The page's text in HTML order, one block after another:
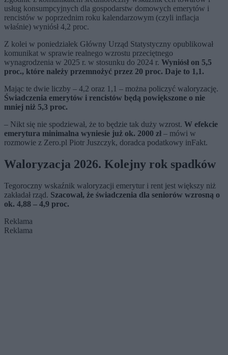
usług konsumpcyjnych dla gospodarstw domowych emerytów i
rencistów w poprzednim roku kalendarzowym (czyli inflacja
właśnie) wyniósł 4,2 proc.
Z kolei w poniedziałek Główny Urząd Statystyczny opublikował
komunikat w sprawie realnego wzrostu przeciętnego
wynagrodzenia w 2025 r. w stosunku do 2024 r. Wyniósł on 5,5
proc., które należy przemnożyć przez 20 proc. Daje to 1,1.
Mając te dwie liczby – 4,2 oraz 1,1 – można policzyć waloryzację.
Świadczenia emerytów i rencistów będą powiększone o nie
mniej niż 5,3 proc.
– Nikt się nie spodziewał, że to będzie tak duży wzrost. W efekcie
emerytura minimalna wyniesie już ok. 2000 zł – mówi w
rozmowie z Zero.pl Piotr Juszczyk, doradca podatkowy inFakt.
Waloryzacja 2026. Kolejny rok spadków
Tegoroczny wskaźnik waloryzacji emerytur i rent jest większy niż
zakładał rząd. Szacował, że świadczenia dla seniorów wzrosną o
ok. 4,88 – 4,9 proc.
Reklama
Reklama